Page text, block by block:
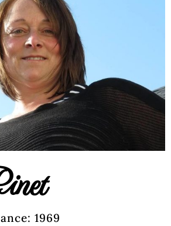
1969